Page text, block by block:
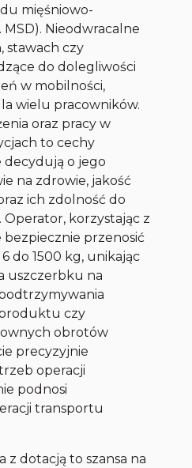
mięśniowo-
Nieodwracalne
stawach czy
do dolegliwości
w mobilności,
wielu pracowników.
oraz pracy w
to cechy
o jego
na zdrowie, jakość
ich zdolność do
korzystając z
przenosić
do 1500 kg, unikając
uszczerbku na
czy
obrotów
precyzyjnie
operacji
podnosi
transportu
dotacją to szansa na